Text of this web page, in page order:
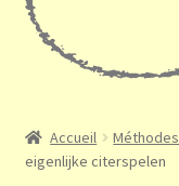
Mon compte
Accueil Méthodes
eigenlijke citerspelen